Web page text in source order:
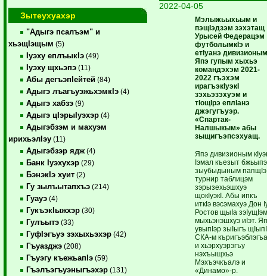
Зытеухуахэр
"Адыгэ псалъэм" и
хьэщIэщым (5)
Iуэху еплъыкIэ (49)
Iуэху щхьэпэ (11)
Абы дегъэпIейтей (84)
Адыгэ лъагъуэжьхэмкIэ (4)
Адыгэ хабзэ (9)
Адыгэ цIэрыIуэхэр (4)
Адыгэбзэм и махуэм
ирихьэлIэу (11)
Адыгэбзэр ядж (4)
Банк Iуэхухэр (29)
БэнэкIэ хуит (2)
Гу зылъытапхъэ (214)
Гуауэ (4)
ГукъэкIыжхэр (30)
Гулъытэ (33)
ГуфIэгъуэ зэхыхьэхэр (42)
Гъуазджэ (208)
Гъуэгу къежьапIэ (59)
Гъэлъэгъуэныгъэхэр (131)
2022-04-05
Мэлыжьыхьым и
пэщIэдзэм зэхэтащ
Урысей Федерацэм
футболымкIэ и
етIуанэ
Япэ гупым хыхьэ
командэхэм 2021-
2022 гъэхэм
ирагъэкIуэкI
зэхьэзэхуэм и
тIощIрэ еплIанэ
джэгугъуэр.
«Спартак-
Налшыкым» абы
зыщигъэпсэхуащ.
Япэ дивизионым
Iэмал къезыт
зыубыдыным папщIэ
турнир таблицэм
зэрызехьэшхуэ
щокIуэкI. Абы ипкъ
иткIэ вэсэмахуэ Дон
Ростов щыIа
мыхьэнэшхуэ иIэт.
увыпIэр зыIыгъ
СКА-м
и хьэрхуэрэгъу
нэхъыщхьэ
Мэхъэчкъалэ и
«Динамо»-р.